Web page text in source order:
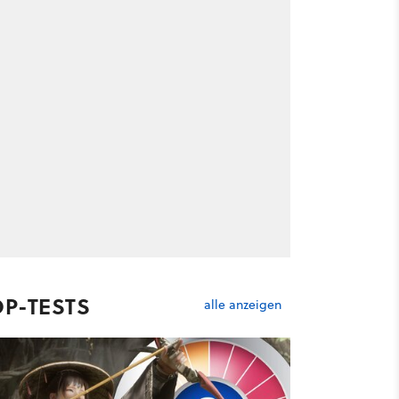
TESTS alle anzeigen